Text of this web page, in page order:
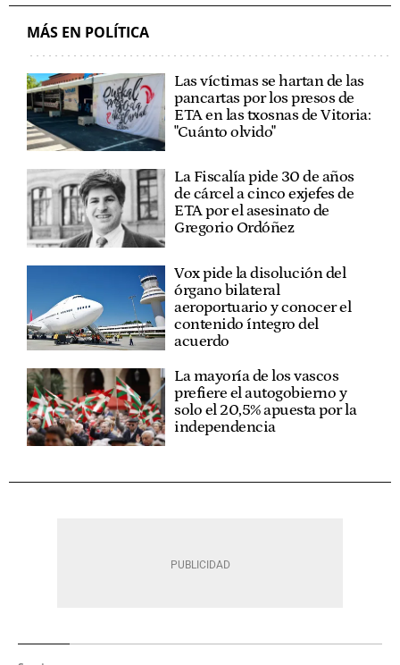
MÁS EN POLÍTICA
Las víctimas se hartan de las
pancartas por los presos de
ETA en las txosnas de Vitoria:
"Cuánto olvido"
La Fiscalía pide 30 de años
de cárcel a cinco exjefes de
ETA por el asesinato de
Gregorio Ordóñez
Vox pide la disolución del
órgano bilateral
aeroportuario y conocer el
contenido íntegro del
acuerdo
La mayoría de los vascos
prefiere el autogobierno y
solo el 20,5% apuesta por la
independencia